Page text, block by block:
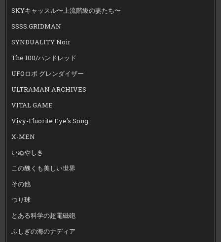
SKYキャッスル〜上流階級の妻たち〜
SSSS.GRIDMAN
SYNDUALITY Noir
The 100/ハンドレッド
UFOロボ グレンダイザー
ULTRAMAN ARCHIVES
VITAL GAME
Vivy-Fluorite Eye’s Song
X-MEN
いぬやしき
この醜くも美しい世界
その他
つり球
とある科学の超電磁砲
ふしぎの海のナディア